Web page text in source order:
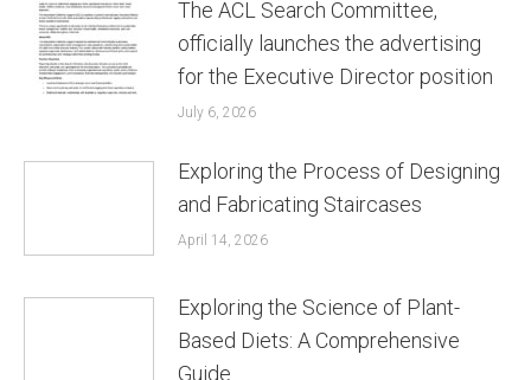
The ACL Search Committee,
officially launches the advertising
for the Executive Director position
July 6, 2026
Exploring the Process of Designing
and Fabricating Staircases
April 14, 2026
Exploring the Science of Plant-
Based Diets: A Comprehensive
Guide